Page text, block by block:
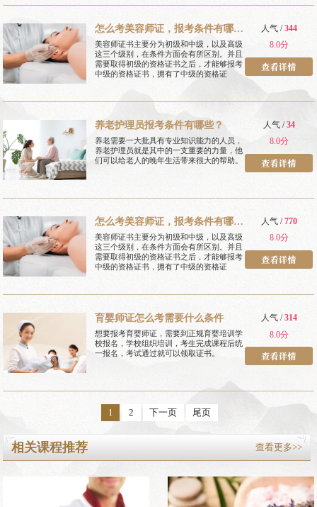
怎么考美容师证，报考条件有哪
些
美容师证书主要分为初级和中级，以及高级
这三个级别，在条件方面会有所区别。并且
需要取得初级的资格证书之后，才能够报考
中级的资格证书，拥有了中级的资格证
人气 /344
8.0分
养老护理员报考条件有哪些？
养老需要一大批具有专业知识能力的人员，
养老护理员就是其中的一支重要的力量，他
们可以给老人的晚年生活带来很大的帮助。
人气 /34
8.0分
怎么考美容师证，报考条件有哪
些
美容师证书主要分为初级和中级，以及高级
这三个级别，在条件方面会有所区别。并且
需要取得初级的资格证书之后，才能够报考
中级的资格证书，拥有了中级的资格证
人气 /770
8.0分
育婴师证怎么考需要什么条件
想要报考育婴师证，需要到正规育婴培训学
校报名，学校组织培训，考生完成课程后统
一报名，考试通过就可以领取证书。
人气 /314
8.0分
1 2 下一页 尾页
相关课程推荐 查看更多>>